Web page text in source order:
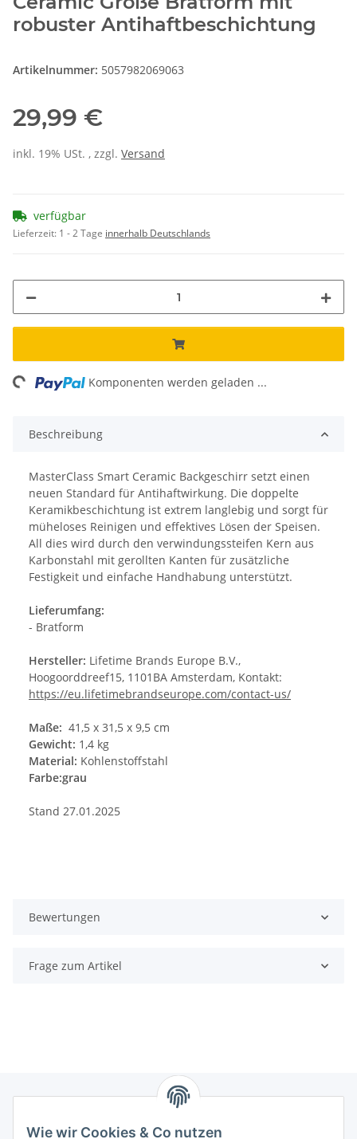
Wie wir Cookies & Co nutzen
robuster Antihaftbeschichtung
Artikelnummer: 5057982069063
29,99 €
inkl. 19% USt. , zzgl. Versand
verfügbar
Lieferzeit: 1 - 2 Tage innerhalb Deutschlands
Komponenten werden geladen ...
Beschreibung
MasterClass Smart Ceramic Backgeschirr setzt einen
neuen Standard für Antihaftwirkung. Die doppelte
Keramikbeschichtung ist extrem langlebig und sorgt für
müheloses Reinigen und effektives Lösen der Speisen.
All dies wird durch den verwindungssteifen Kern aus
Karbonstahl mit gerollten Kanten für zusätzliche
Festigkeit und einfache Handhabung unterstützt.
Lieferumfang:
- Bratform
Hersteller: Lifetime Brands Europe B.V.,
Hoogoorddreef15, 1101BA Amsterdam, Kontakt:
https://eu.lifetimebrandseurope.com/contact-us/
Maße: 41,5 x 31,5 x 9,5 cm
Gewicht: 1,4 kg
Material: Kohlenstoffstahl
Farbe:grau
Stand 27.01.2025
Bewertungen
Frage zum Artikel
Zahlungsmöglichkeiten